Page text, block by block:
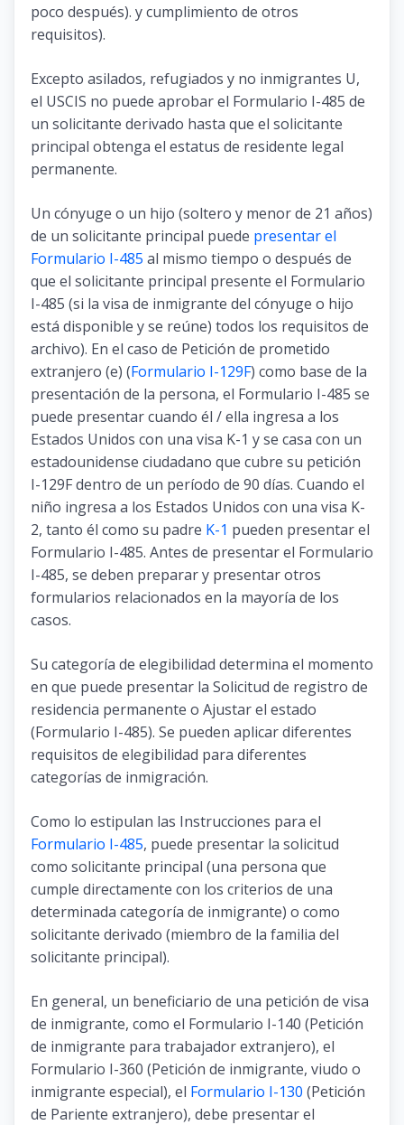
poco después). y cumplimiento de otros
requisitos).
Excepto asilados, refugiados y no inmigrantes U,
el USCIS no puede aprobar el Formulario I-485 de
un solicitante derivado hasta que el solicitante
principal obtenga el estatus de residente legal
permanente.
Un cónyuge o un hijo (soltero y menor de 21 años)
de un solicitante principal puede presentar el
Formulario I-485 al mismo tiempo o después de
que el solicitante principal presente el Formulario
I-485 (si la visa de inmigrante del cónyuge o hijo
está disponible y se reúne) todos los requisitos de
archivo). En el caso de Petición de prometido
extranjero (e) (Formulario I-129F) como base de la
presentación de la persona, el Formulario I-485 se
puede presentar cuando él / ella ingresa a los
Estados Unidos con una visa K-1 y se casa con un
estadounidense ciudadano que cubre su petición
I-129F dentro de un período de 90 días. Cuando el
niño ingresa a los Estados Unidos con una visa K-
2, tanto él como su padre K-1 pueden presentar el
Formulario I-485. Antes de presentar el Formulario
I-485, se deben preparar y presentar otros
formularios relacionados en la mayoría de los
casos.
Su categoría de elegibilidad determina el momento
en que puede presentar la Solicitud de registro de
residencia permanente o Ajustar el estado
(Formulario I-485). Se pueden aplicar diferentes
requisitos de elegibilidad para diferentes
categorías de inmigración.
Como lo estipulan las Instrucciones para el
Formulario I-485, puede presentar la solicitud
como solicitante principal (una persona que
cumple directamente con los criterios de una
determinada categoría de inmigrante) o como
solicitante derivado (miembro de la familia del
solicitante principal).
En general, un beneficiario de una petición de visa
de inmigrante, como el Formulario I-140 (Petición
de inmigrante para trabajador extranjero), el
Formulario I-360 (Petición de inmigrante, viudo o
inmigrante especial), el Formulario I-130 (Petición
de Pariente extranjero), debe presentar el